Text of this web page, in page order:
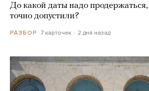
До какой даты надо
точно допустили?
РАЗБОР 7 карточек 2 дня назад